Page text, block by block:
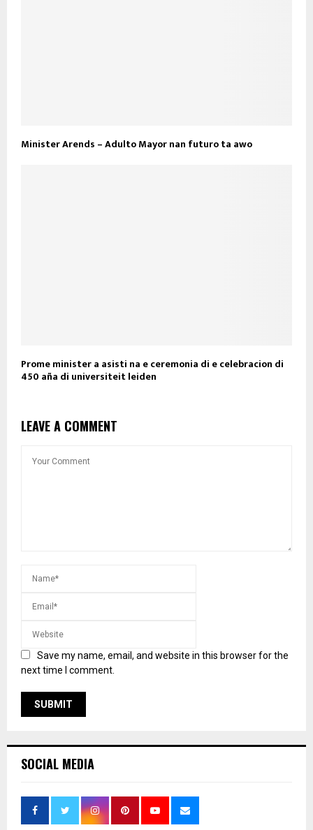
Minister Arends – Adulto Mayor nan futuro ta awo
Prome minister a asisti na e ceremonia di e celebracion di
450 aña di universiteit leiden
LEAVE A COMMENT
Save my name, email, and website in this browser for the
next time I comment.
SOCIAL MEDIA